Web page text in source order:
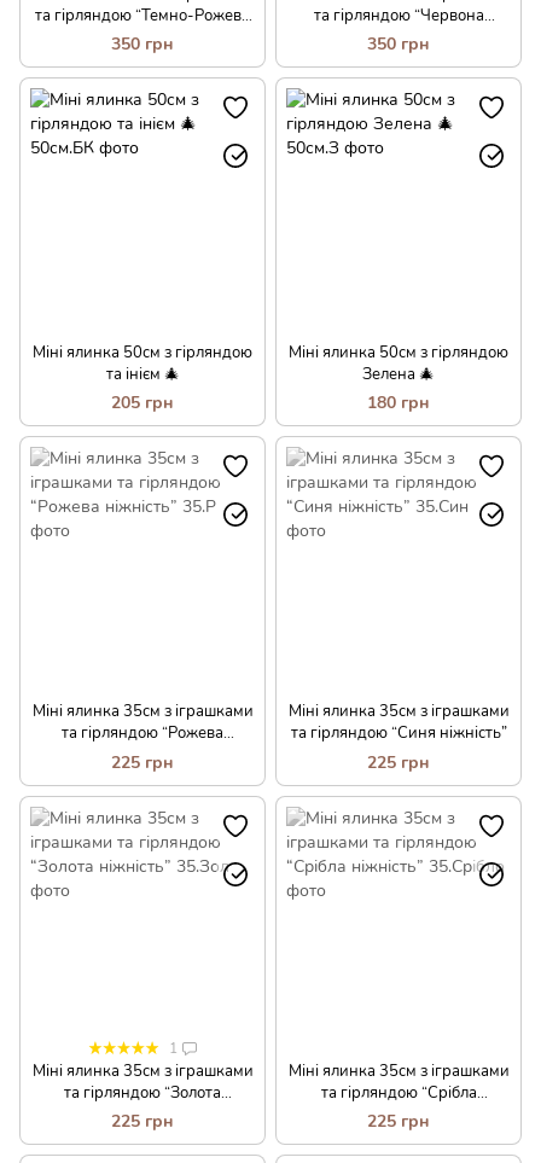
та гірляндою “Темно-Рожева
ніжність”🎄
350 грн
та гірляндою “Червона
ніжність”🎄
350 грн
Міні ялинка 50см з гірляндою
та інієм 🎄
205 грн
Міні ялинка 50см з гірляндою
Зелена 🎄
180 грн
Міні ялинка 35см з іграшками
та гірляндою “Рожева
ніжність”
225 грн
Міні ялинка 35см з іграшками
та гірляндою “Синя ніжність”
225 грн
1
Міні ялинка 35см з іграшками
та гірляндою “Золота
ніжність”
225 грн
Міні ялинка 35см з іграшками
та гірляндою “Срібла
ніжність”
225 грн